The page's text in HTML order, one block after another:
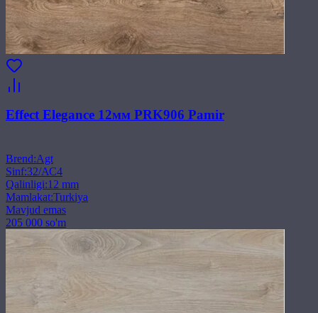
Effect Elegance 12мм PRK906 Pamir
Brend:Agt
Sinf:32/АС4
Qalinligi:12 mm
Mamlakat:Turkiya
Mavjud emas
205 000 so'm